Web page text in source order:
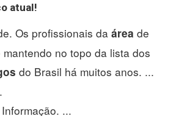
atual!
Os profissionais da área de
no topo da lista dos
do Brasil há muitos anos. ...
...